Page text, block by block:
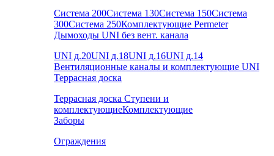
Система 200Система 130Система 150Система
300Система 250Комплектующие Permeter
Дымоходы UNI без вент. канала
UNI д.20UNI д.18UNI д.16UNI д.14
Вентиляционные каналы и комплектующие UNI
Террасная доска
Террасная доска Ступени и
комплектующиеКомплектующие
Заборы
Ограждения